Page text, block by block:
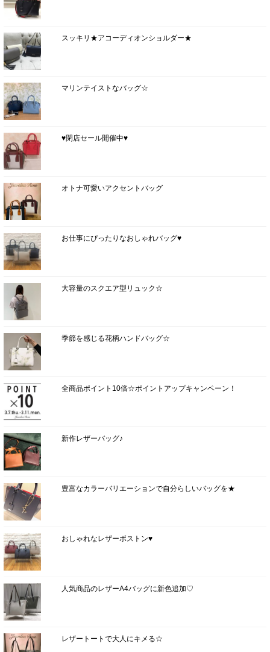
スッキリ★アコーディオンショルダー★
マリンテイストなバッグ☆
♥閉店セール開催中♥
オトナ可愛いアクセントバッグ
お仕事にぴったりなおしゃれバッグ♥
大容量のスクエア型リュック☆
季節を感じる花柄ハンドバッグ☆
全商品ポイント10倍☆ポイントアップキャンペーン！
新作レザーバッグ♪
豊富なカラーバリエーションで自分らしいバッグを★
おしゃれなレザーボストン♥
人気商品のレザーA4バッグに新色追加♡
レザートートで大人にキメる☆